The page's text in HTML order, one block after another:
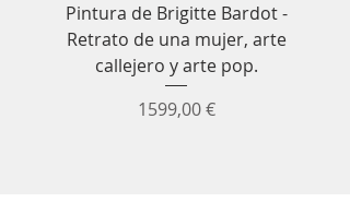
Pintura de Brigitte Bardot -
Retrato de una mujer, arte
callejero y arte pop.
Precio
1599,00 €